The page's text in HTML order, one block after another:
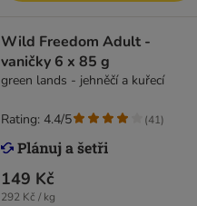
Wild Freedom Adult -
vaničky 6 x 85 g
green lands - jehněčí a kuřecí
149 Kč
292 Kč / kg
Rating: 4.4/5 (41)